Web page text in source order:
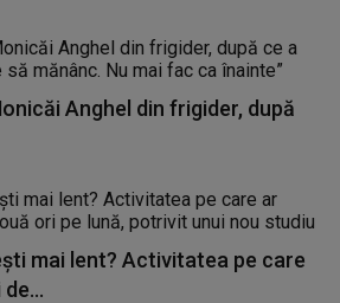
Anghel din frigider, după
mai lent? Activitatea pe care